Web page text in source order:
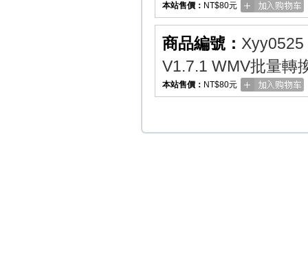
本站售價： NT$80元
商品編號： Xyy0525
V1.7.1 WMV批量轉
本站售價： NT$80元